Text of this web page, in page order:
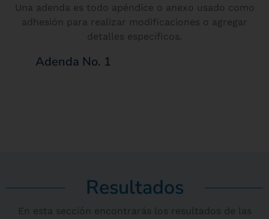
Una adenda es todo apéndice o anexo usado como
adhesión para realizar modificaciones o agregar
detalles específicos.
Adenda No. 1
Resultados
En esta sección encontrarás los resultados de las